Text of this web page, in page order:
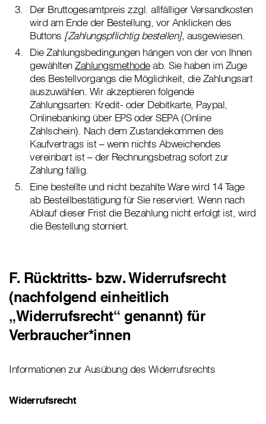
Der Bruttogesamtpreis zzgl. allfälliger Versandkosten
wird am Ende der Bestellung, vor Anklicken des
Buttons [Zahlungspflichtig bestellen], ausgewiesen.
Die Zahlungsbedingungen hängen von der von Ihnen
gewähltenZahlungsmethodeab. Sie haben im Zuge
des Bestellvorgangs die Möglichkeit, die Zahlungsart
auszuwählen. Wir akzeptieren folgende
Zahlungsarten: Kredit- oder Debitkarte, Paypal,
Onlinebanking über EPS oder SEPA (Online
Zahlschein). Nach dem Zustandekommen des
Kaufvertrags ist – wenn nichts Abweichendes
vereinbart ist – der Rechnungsbetrag sofort zur
Zahlung fällig.
Eine bestellte und nicht bezahlte Ware wird 14 Tage
ab Bestellbestätigung für Sie reserviert. Wenn nach
Ablauf dieser Frist die Bezahlung nicht erfolgt ist, wird
die Bestellung storniert.
F. Rücktritts- bzw. Widerrufsrecht
(nachfolgend einheitlich
„Widerrufsrecht“ genannt) für
Verbraucher*innen
Informationen zur Ausübung des Widerrufsrechts
Widerrufsrecht